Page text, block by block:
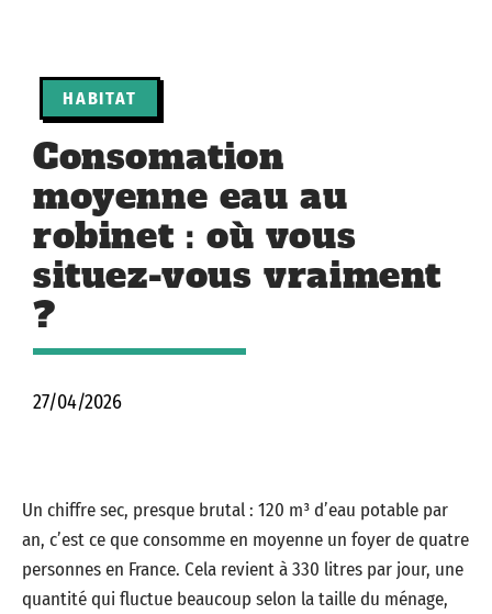
HABITAT
Consomation
moyenne eau au
robinet : où vous
situez-vous vraiment
?
27/04/2026
Un chiffre sec, presque brutal : 120 m³ d’eau potable par
an, c’est ce que consomme en moyenne un foyer de quatre
personnes en France. Cela revient à 330 litres par jour, une
quantité qui fluctue beaucoup selon la taille du ménage,